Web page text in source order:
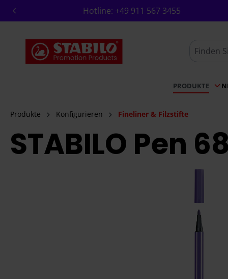
Zur Hauptnavigation springen
Hotline: +49 911 567 3455
PRODUKTE
Produkte Konfigurieren Fineliner & Filzstifte
STABILO Pen 68